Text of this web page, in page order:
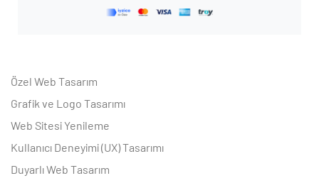
Özel Web Tasarım
Grafik ve Logo Tasarımı
Web Sitesi Yenileme
Kullanıcı Deneyimi (UX) Tasarımı
Duyarlı Web Tasarım